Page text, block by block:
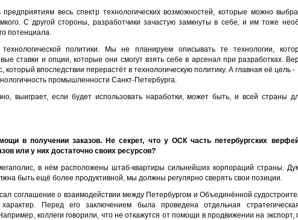
весь спектр технологических возможностей, которые можно
С другой стороны, разработчики зачастую замкнуты в себе, и им тоже
потенциала.
политики. Мы не планируем описывать те технологии,
ставки и опции, которые они смогут взять себе в арсенал при разработках.
который впоследствии перерастёт в технологическую политику. А главная её цель -
промышленности Санкт-Петербурга.
выиграет, если будет использовать наработки, может быть, и всей страны
в получении заказов. Не секрет, что у ОСК часть петербургских
или у них достаточно своих ресурсов?
в нём расположены штаб-квартиры сильнейших корпораций страны.
быть ещё более продуктивной, мы должны регулярно сверять свои позиции.
соглашение о взаимодействии между Петербургом и Объединённой
Перед его заключением была проведена отдельная
коллеги говорили, что не откажутся от помощи в продвижении на экспорт,